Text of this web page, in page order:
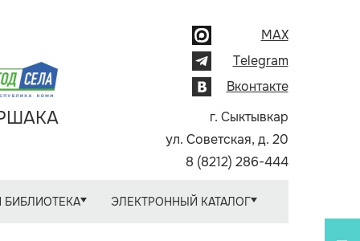
MAX
Telegram
Вконтакте
г. Сыктывкар
ул. Советская, д. 20
8 (8212) 286-444
БИБЛИОТЕКА ЭЛЕКТРОННЫЙ КАТАЛОГ